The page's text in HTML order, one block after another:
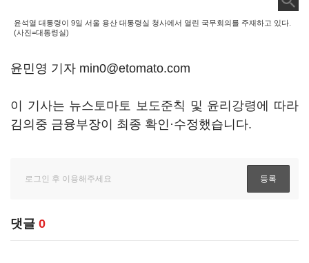
윤석열 대통령이 9일 서울 용산 대통령실 청사에서 열린 국무회의를 주재하고 있다.
(사진=대통령실)
윤민영 기자 min0@etomato.com
이 기사는 뉴스토마토 보도준칙 및 윤리강령에 따라
김의중 금융부장이 최종 확인·수정했습니다.
댓글 0